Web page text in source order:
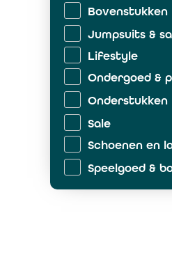
Bovenstukken
Jumpsuits &
Lifestyle
Ondergoed &
Onderstukken
Sale
Schoenen en
Speelgoed &
Zwemkleding